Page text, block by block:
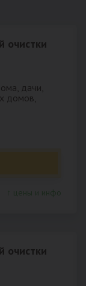
очистки
дачи,
домов,
очистки